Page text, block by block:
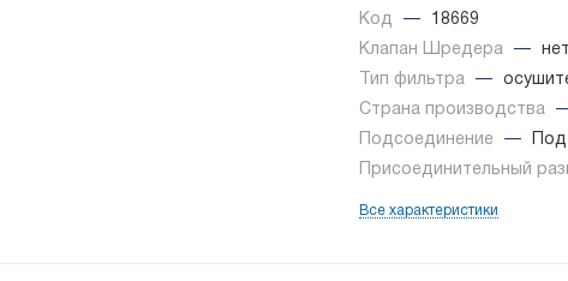
Код —
18669
Клапан Шредера
—
нет
Тип фильтра
—
Страна производства
Подсоединение
—
Присоединительный
Все характеристики